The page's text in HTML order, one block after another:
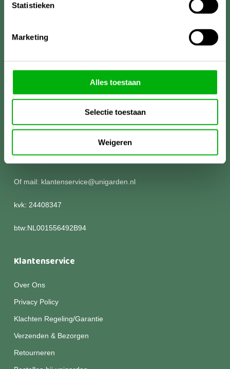
Statistieken
Marketing
Alles toestaan
Selectie toestaan
Weigeren
Meer informatie?
Unigarden
2153PH Nieuw-Vennep
Kom langs of bel voor meer informatie:
Of mail: klantenservice@unigarden.nl
kvk: 24408347
btw:NL001556492B94
Klantenservice
Over Ons
Privacy Policy
Klachten Regeling/Garantie
Verzenden & Bezorgen
Retourneren